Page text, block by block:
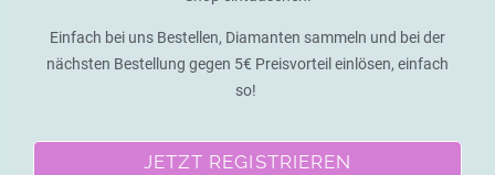
Einfach bei uns Bestellen, Diamanten sammeln und bei der
nächsten Bestellung gegen 5€ Preisvorteil einlösen, einfach
so!
JETZT REGISTRIEREN